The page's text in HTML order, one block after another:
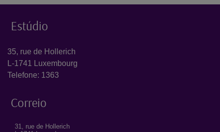
Estúdio
35, rue de Hollerich
L-1741 Luxembourg
Telefone: 1363
Correio
31, rue de Hollerich